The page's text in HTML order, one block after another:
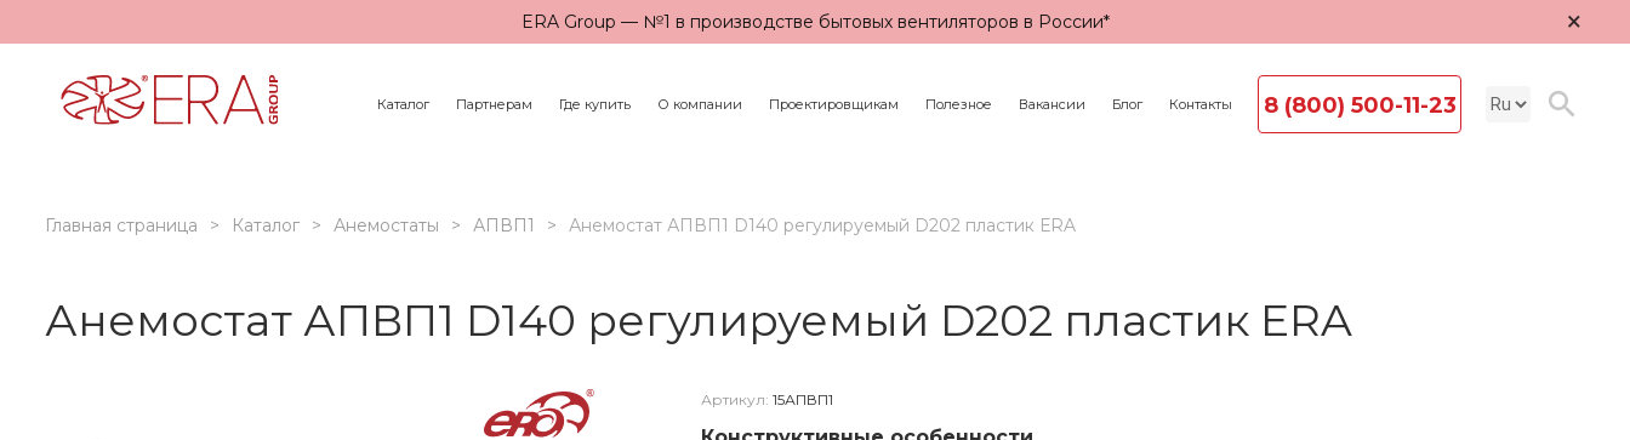
ERA Group — №1 в производстве бытовых вентиляторов в России* ×
Каталог Партнерам Где купить О компании Проектировщикам Полезное Вакансии Блог Контакты 8 (800) 500-11-23
Главная страница Каталог Анемостаты АПВП1 Анемостат АПВП1 D140 регулируемый D202 пластик ЕRA
Анемостат АПВП1 D140 регулируемый D202 пластик ЕRA
Артикул: 15АПВП1